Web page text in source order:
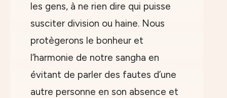
les gens, à ne rien dire qui puisse
susciter division ou haine. Nous
protègerons le bonheur et
l’harmonie de notre sangha en
évitant de parler des fautes d’une
autre personne en son absence et